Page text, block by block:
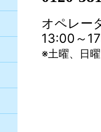
オペレー
13:00～
※土曜、日